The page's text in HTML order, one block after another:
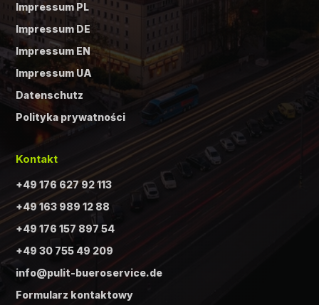
Impressum PL
Impressum DE
Impressum EN
Impressum UA
Datenschutz
Polityka prywatności
Kontakt
+49 176 627 92 113
+49 163 989 12 88
+49 176 157 897 54
+49 30 755 49 209
info@pulit-bueroservice.de
Formularz kontaktowy